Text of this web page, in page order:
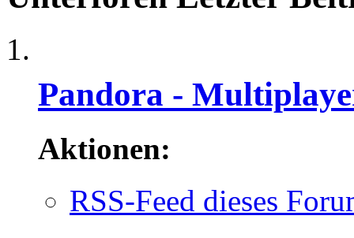
Pandora -
Aktionen:
RSS-Feed dieses